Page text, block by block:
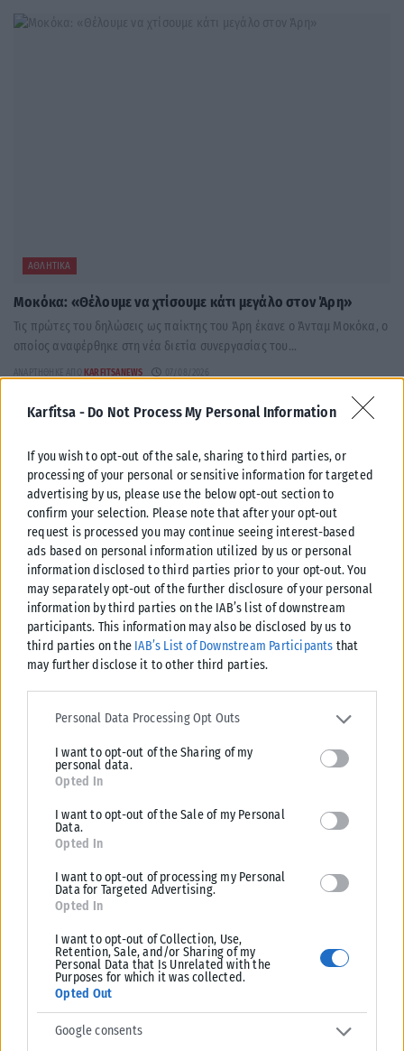
Karfitsa - Do Not Process My Personal Information
If you wish to opt-out of the sale, sharing to third parties, or
processing of your personal or sensitive information for targeted
advertising by us, please use the below opt-out section to
confirm your selection. Please note that after your opt-out
request is processed you may continue seeing interest-based
ads based on personal information utilized by us or personal
information disclosed to third parties prior to your opt-out. You
may separately opt-out of the further disclosure of your personal
information by third parties on the IAB’s list of downstream
participants. This information may also be disclosed by us to
third parties on the IAB’s List of Downstream Participants that
may further disclose it to other third parties.
Please note that this website/app uses one or more Google
services and may gather and store information including but not
deny consent to Google and its third-party tags to use your data
for below specified purposes in below Google consent section.
Personal Data Processing Opt Outs
I want to opt-out of the Sharing of my
personal data.
Opted In
I want to opt-out of the Sale of my Personal
Data.
Opted In
I want to opt-out of processing my Personal
Data for Targeted Advertising.
Opted In
I want to opt-out of Collection, Use,
Retention, Sale, and/or Sharing of my
Personal Data that Is Unrelated with the
Purposes for which it was collected.
Opted Out
Google consents
ΑΘΛΗΤΙΚΆ
Μοκόκα: «Θέλουμε να χτίσουμε κάτι μεγάλο στον Άρη»
Τις πρώτες του δηλώσεις ως παίκτης του Άρη έκανε ο Άνταμ Μοκόκα, ο
οποίος αναφέρθηκε στη νέα διετία συνεργασίας του...
KARFITSANEWS
ΑΘΛΗΤΙΚΆ
Ενδιαφέρον της «Γαλατά» για τον Κωνσταντέλια
Πρόταση για τον δανεισμό του Γιάννη Κωνσταντέλια με οψιόν αγοράς
τουρκικά...
ΑΝΑΡΤΉΘΗΚΕ ΑΠΌKARFITSANEWS